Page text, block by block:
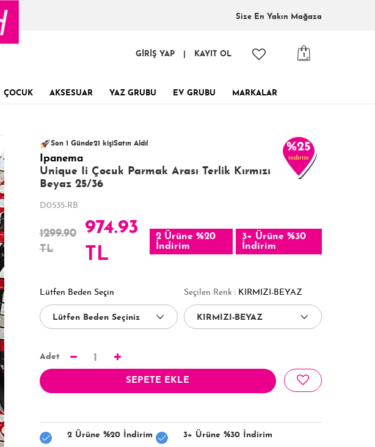
Size En Yakın Mağaza
1
GİRİŞ YAP KAYIT OL
ÇOCUK AKSESUAR YAZ GRUBU EV GRUBU MARKALAR
Son 1 Günde21 kişiSatın Aldı!
Son 24 Saatte
Ipanema
Unique Ii Çocuk Parmak Arası Terlik Kırmızı
Beyaz 25/36
%25
indirim
D0535-RB
1299.90
TL
974.93
TL
2 Ürüne %20
İndirim
3+ Ürüne %30
İndirim
Lütfen Beden Seçin Seçilen Renk : KIRMIZI-BEYAZ
Adet 1
SEPETE EKLE
2 Ürüne %20 İndirim 3+ Ürüne %30 İndirim